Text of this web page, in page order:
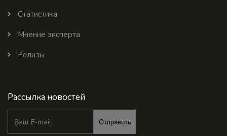
Статистика
Мнение эксперта
Релизы
Рассылка новостей
Отправить